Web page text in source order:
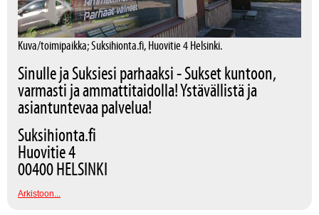
Kuva/toimipaikka; Suksihionta.fi, Huovitie 4 Helsinki.
Sinulle ja Suksiesi parhaaksi - Sukset kuntoon,
varmasti ja ammattitaidolla! Ystävällistä ja
asiantuntevaa palvelua!
Suksihionta.fi
Huovitie 4
00400 HELSINKI
Arkistoon...